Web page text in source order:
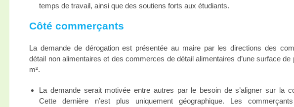
temps de travail, ainsi que des soutiens forts aux étudiants.
Côté commerçants
La demande de dérogation est présentée au maire par les directions des
détail non alimentaires et des commerces de détail alimentaires d’une surface de
m².
La demande serait motivée entre autres par le besoin de s’aligner sur la
Cette dernière n’est plus uniquement géographique. Les